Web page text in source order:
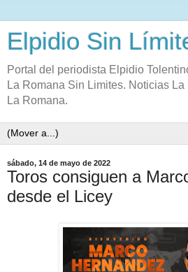
Elpidio Sin
Portal del periodista Elpidio
La Romana Sin Limites. Noticias
La Romana.
sábado, 14 de mayo de 2022
Toros consiguen a
desde el Licey